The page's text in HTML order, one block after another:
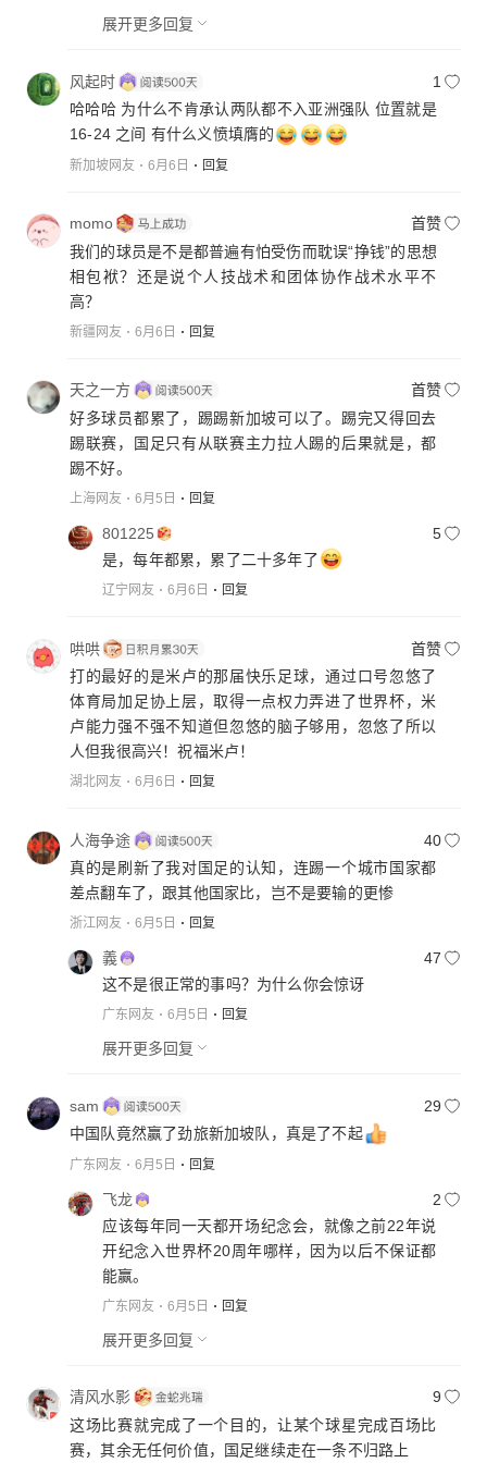
展开更多回复
风起时
1
哈哈哈 为什么不肯承认两队都不入亚洲强队 位置就是
16-24 之间 有什么义愤填膺的
新加坡网友 6月6日 回复
momo
首赞
我们的球员是不是都普遍有怕受伤而耽误“挣钱”的思想
相包袱？还是说个人技战术和团体协作战术水平不
高？
新疆网友 6月6日 回复
天之一方
首赞
好多球员都累了，踢踢新加坡可以了。踢完又得回去
踢联赛，国足只有从联赛主力拉人踢的后果就是，都
踢不好。
上海网友 6月5日 回复
801225
5
是，每年都累，累了二十多年了
辽宁网友 6月6日 回复
哄哄
首赞
打的最好的是米卢的那届快乐足球，通过口号忽悠了
体育局加足协上层，取得一点权力弄进了世界杯，米
卢能力强不强不知道但忽悠的脑子够用，忽悠了所以
人但我很高兴！祝福米卢！
湖北网友 6月6日 回复
人海争途
40
真的是刷新了我对国足的认知，连踢一个城市国家都
差点翻车了，跟其他国家比，岂不是要输的更惨
浙江网友 6月5日 回复
義
47
这不是很正常的事吗？为什么你会惊讶
广东网友 6月5日 回复
展开更多回复
sam
29
中国队竟然赢了劲旅新加坡队，真是了不起
广东网友 6月5日 回复
飞龙
2
应该每年同一天都开场纪念会，就像之前22年说
开纪念入世界杯20周年哪样，因为以后不保证都
能赢。
广东网友 6月5日 回复
展开更多回复
清风水影
9
这场比赛就完成了一个目的，让某个球星完成百场比
赛，其余无任何价值，国足继续走在一条不归路上